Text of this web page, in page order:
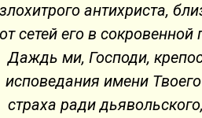
злохитрого антихриста,
от сетей его в
Даждь ми, Господи,
исповедания имени
страха ради